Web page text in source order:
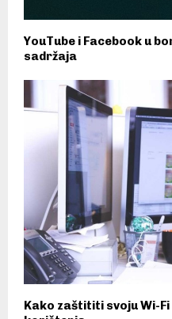
YouTube i Facebook u
sadržaja
Kako zaštititi svoju Wi-